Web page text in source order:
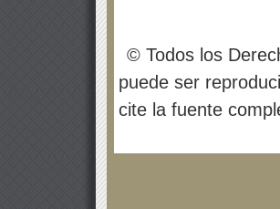
© Todos los
puede ser
cite la fuente